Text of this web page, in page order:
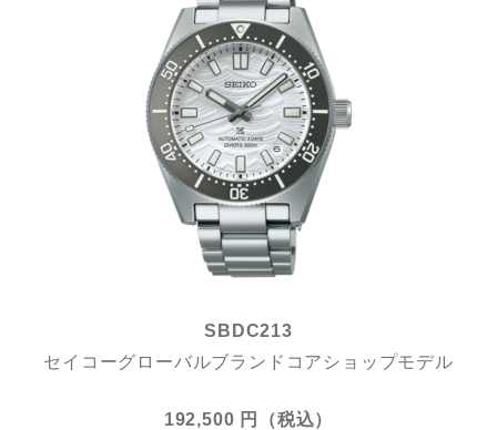
SBDC213
セイコーグローバルブランドコアショップモデル
192,500 円（税込）